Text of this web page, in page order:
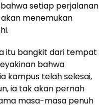
setiap perjalanan
menemukan
itu bangkit dari tempat
bahwa
kampus telah selesai,
ia tak akan pernah
masa-masa penuh